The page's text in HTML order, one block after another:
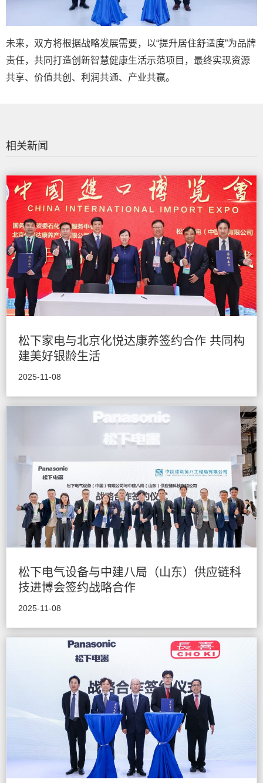
未来，双方将根据战略发展需要，以“提升居住舒适度”为品牌
责任，共同打造创新智慧健康生活示范项目，最终实现资源
共享、价值共创、利润共通、产业共赢。
相关新闻
松下家电与北京化悦达康养签约合作 共同构
建美好银龄生活
2025-11-08
松下电气设备与中建八局（山东）供应链科
技进博会签约战略合作
2025-11-08